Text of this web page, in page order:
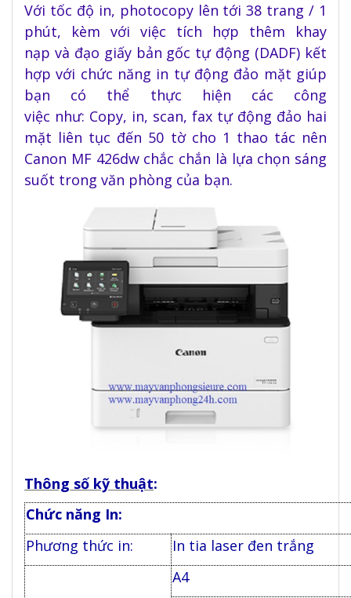
Với tốc độ in, photocopy lên tới 38 trang / 1
phút, kèm với việc tích hợp thêm khay
nạp và đạo giấy bản gốc tự động (DADF) kết
hợp với chức năng in tự động đảo mặt giúp
bạn có thể thực hiện các công
việc như: Copy, in, scan, fax tự động đảo hai
mặt liên tục đến 50 tờcho 1 thao tác nên
Canon MF 426dw chắc chắn là lựa chọn sáng
suốt trong văn phòng của bạn.
Thông số kỹ thuật:
Chức năng In:
Phương thức in:
In tia laser đen trắng
A4